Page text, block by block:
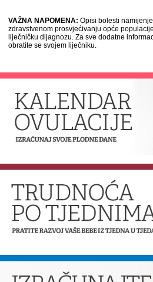
VAŽNA NAPOMENA: Opisi bolesti
zdravstvenom prosvjećivanju opće
liječničku dijagnozu. Za sve dodatne
obratite se svojem liječniku.